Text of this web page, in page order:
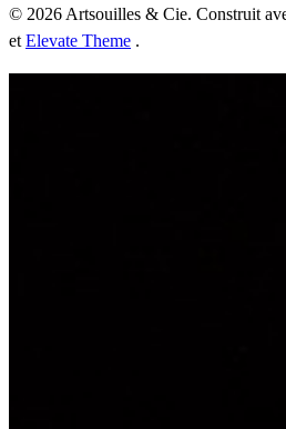
© 2026 Artsouilles & Cie. Construit
et Elevate Theme .